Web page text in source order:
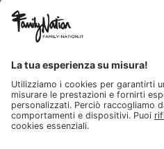
Recupero password?
Lista regalo e nascita